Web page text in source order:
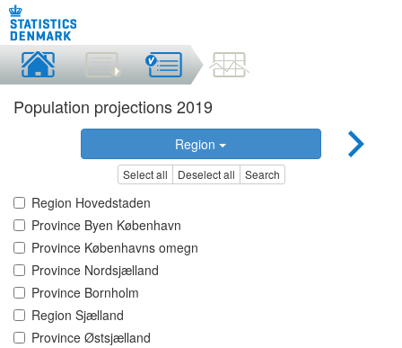
Population projections 2019
Region
Select all Deselect all Search
Region Hovedstaden
Province Byen København
Province Københavns omegn
Province Nordsjælland
Province Bornholm
Region Sjælland
Province Østsjælland